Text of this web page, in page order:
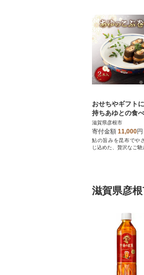
おせちやギフト
持ちあゆとの食
もできる あゆの
詰合せ
滋賀県彦根市
寄付金額 11,000円
鮎の旨みを昆布でや
じ込めた、贅沢なご馳
滋賀県彦